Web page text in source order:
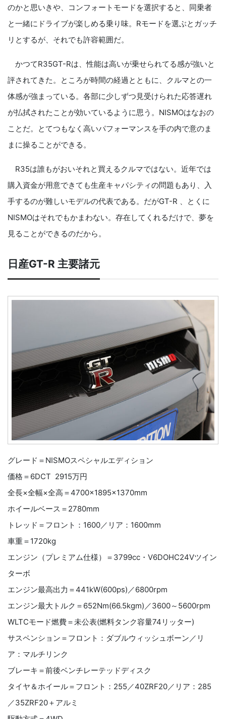
のかと思いきや、コンフォートモードを選択すると、同乗者
と一緒にドライブが楽しめる乗り味。Rモードを選ぶとガッチ
リとするが、それでも許容範囲だ。
かつてR35GT-Rは、性能は高いが乗せられてる感が強いと
評されてきた。ところが時間の経過とともに、クルマとの一
体感が強まっている。各部に少しずつ見受けられた応答遅れ
が払拭されたことが効いているように思う。NISMOはなおの
ことだ。とてつもなく高いパフォーマンスを手の内で意のま
まに操ることができる。
R35は誰もがおいそれと買えるクルマではない。近年では
購入資金が用意できても生産キャパシティの問題もあり、入
手するのが難しいモデルの代表である。だがGT-R 、とくに
NISMOはそれでもかまわない。存在してくれるだけで、夢を
見ることができるのだから。
日産GT-R 主要諸元
グレード＝NISMOスペシャルエディション
価格＝6DCT 2915万円
全長×全幅×全高＝4700×1895×1370mm
ホイールベース＝2780mm
トレッド＝フロント：1600／リア：1600mm
車重＝1720kg
エンジン（プレミアム仕様）＝3799cc・V6DOHC24Vツイン
ターボ
エンジン最高出力＝441kW(600ps)／6800rpm
エンジン最大トルク＝652Nm(66.5kgm)／3600～5600rpm
WLTCモード燃費＝未公表(燃料タンク容量74リッター)
サスペンション＝フロント：ダブルウィッシュボーン／リ
ア：マルチリンク
ブレーキ＝前後ベンチレーテッドディスク
タイヤ＆ホイール＝フロント：255／40ZRF20／リア：285
／35ZRF20＋アルミ